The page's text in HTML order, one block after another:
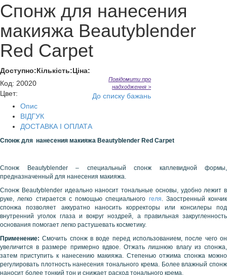
Спонж для нанесения
макияжа Beautyblender
Red Carpet
Доступно:Кількість:Ціна:
Код: 20020
Цвет:
Повідомити про
надходження >
До списку бажань
Опис
ВІДГУК
ДОСТАВКА І ОПЛАТА
Спонж для нанесения макияжа Beautyblender Red Carpet
Спонж Beautyblender – специальный спонж каплевидной формы,
предназначенный для нанесения макияжа.
Спонж Beautyblender идеально наносит тональные основы, удобно лежит в
руке, легко стирается с помощью специального геля. Заостренный кончик
спонжа позволяет аккуратно наносить корректоры или консилеры под
внутренний уголок глаза и вокруг ноздрей, а правильная закругленность
основания помогает легко растушевать косметику.
Применение:Смочить спонж в воде перед использованием, после чего он
увеличится в размере примерно вдвое. Отжать лишнюю влагу из спонжа,
затем приступить к нанесению макияжа. Степенью отжима спонжа можно
регулировать плотность нанесения тонального крема. Более влажный спонж
наносит более тонкий тон и снижает расход тонального крема.